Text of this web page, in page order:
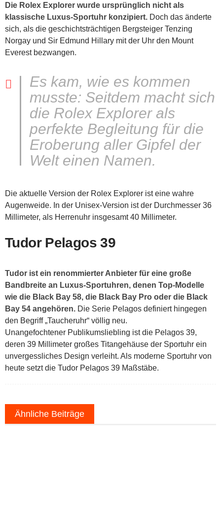
Die Rolex Explorer wurde ursprünglich nicht als
klassische Luxus-Sportuhr konzipiert. Doch das änderte
sich, als die geschichtsträchtigen Bergsteiger Tenzing
Norgay und Sir Edmund Hillary mit der Uhr den Mount
Everest bezwangen.
Es kam, wie es kommen
musste: Seitdem macht sich
die Rolex Explorer als
perfekte Begleitung für die
Eroberung aller Gipfel der
Welt einen Namen.
Die aktuelle Version der Rolex Explorer ist eine wahre
Augenweide. In der Unisex-Version ist der Durchmesser 36
Millimeter, als Herrenuhr insgesamt 40 Millimeter.
Tudor Pelagos 39
Tudor ist ein renommierter Anbieter für eine große
Bandbreite an Luxus-Sportuhren, denen Top-Modelle
wie die Black Bay 58, die Black Bay Pro oder die Black
Bay 54 angehören. Die Serie Pelagos definiert hingegen
den Begriff „Taucheruhr“ völlig neu.
Unangefochtener Publikumsliebling ist die Pelagos 39,
deren 39 Millimeter großes Titangehäuse der Sportuhr ein
unvergessliches Design verleiht. Als moderne Sportuhr von
heute setzt die Tudor Pelagos 39 Maßstäbe.
Ähnliche Beiträge